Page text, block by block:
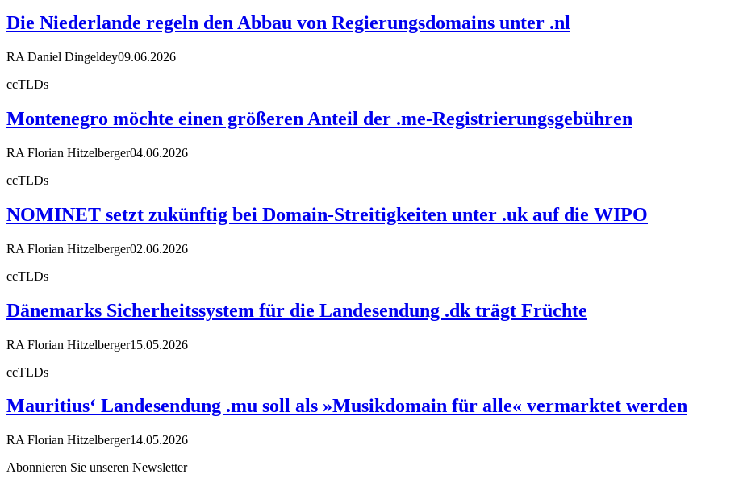
Die Niederlande regeln den Abbau von Regierungsdomains unter .nl
RA Daniel Dingeldey09.06.2026
ccTLDs
Montenegro möchte einen größeren Anteil der .me-Registrierungsgebühren
RA Florian Hitzelberger04.06.2026
ccTLDs
NOMINET setzt zukünftig bei Domain-Streitigkeiten unter .uk auf die WIPO
RA Florian Hitzelberger02.06.2026
ccTLDs
Dänemarks Sicherheitssystem für die Landesendung .dk trägt Früchte
RA Florian Hitzelberger15.05.2026
ccTLDs
Mauritius‘ Landesendung .mu soll als »Musikdomain für alle« vermarktet werden
RA Florian Hitzelberger14.05.2026
Abonnieren Sie unseren Newsletter